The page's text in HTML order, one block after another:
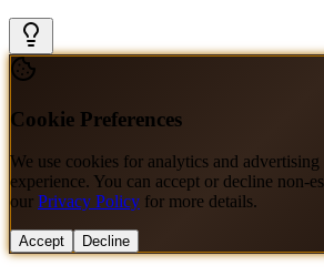
Cookie Preferences
We use cookies for analytics and
experience. You can accept or decline non-
our Privacy Policy for more details.
Accept Decline